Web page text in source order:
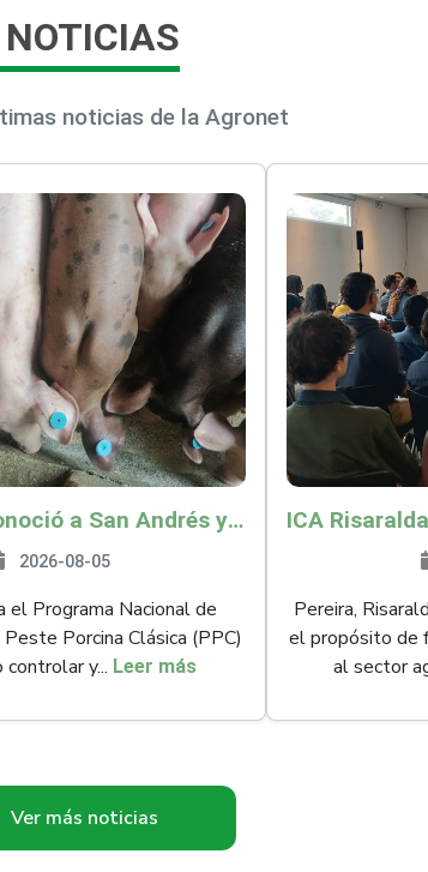
NOTICIAS
noticias de la Agronet
La OMSA reconoció a San Andrés y Providencia como zona libre de Peste Porcina Clásica (PPC)
2026-08-05
el Programa Nacional de
Porcina Clásica (PPC)
y... Leer más
Pereira,
el propósito de
al sector
Ver más noticias